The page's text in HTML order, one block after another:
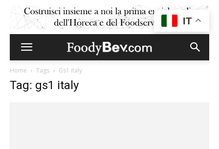
Home Tags Gs1 italy
Tag: gs1 italy
IT